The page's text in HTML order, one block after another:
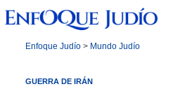
Enfoque Judío> Mundo Judío
GUERRA DE IRÁN